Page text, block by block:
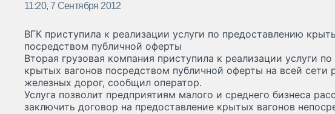
11:20, 7 Сентября 2012
ВГК приступила к реализации услуги по предоставлению
посредством публичной оферты
Вторая грузовая компания приступила к реализации услуги
крытых вагонов посредством публичной оферты на всей сети
железных дорог, сообщил оператор.
Услуга позволит предприятиям малого и среднего бизнеса
заключить договор на предоставление крытых вагонов